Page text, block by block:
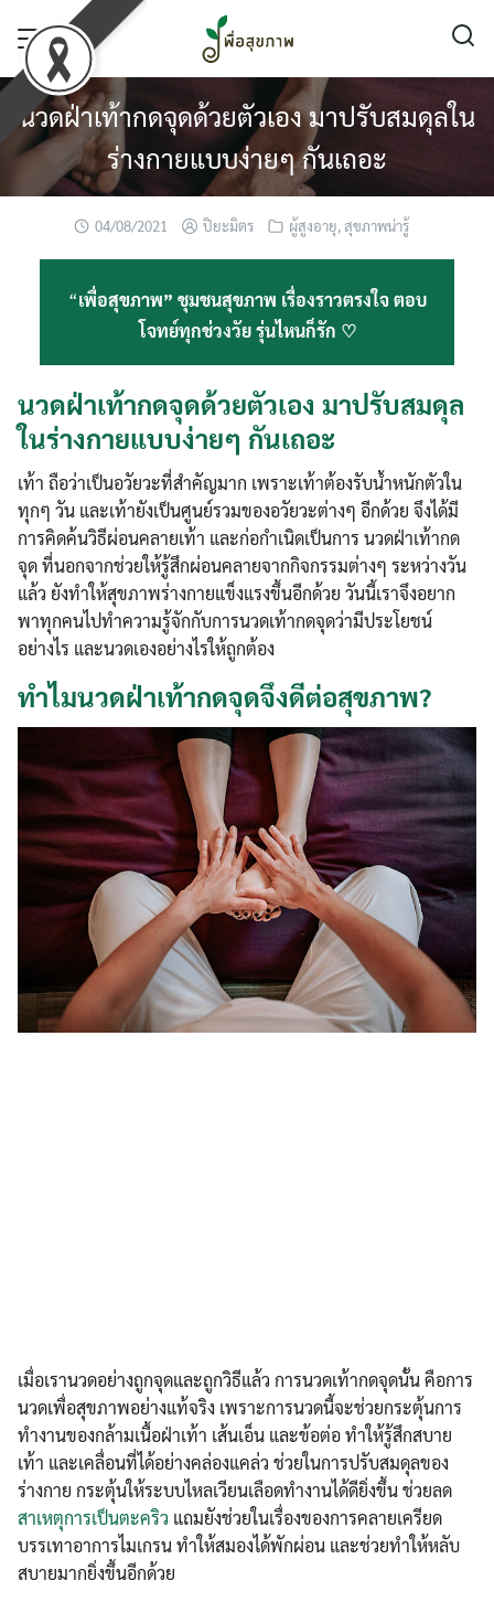
content
นวดฝ่าเท้ากดจุดด้วยตัวเอง มาปรับสมดุลใน
ร่างกายแบบง่ายๆ กันเถอะ
04/08/2021 ปิยะมิตร ผู้สูงอายุ,สุขภาพน่ารู้
“เพื่อสุขภาพ” ชุมชนสุขภาพ เรื่องราวตรงใจ ตอบ
โจทย์ทุกช่วงวัย รุ่นไหนก็รัก ♡
นวดฝ่าเท้ากดจุดด้วยตัวเอง มาปรับสมดุล
ในร่างกายแบบง่ายๆ กันเถอะ
เท้า ถือว่าเป็นอวัยวะที่สำคัญมาก เพราะเท้าต้องรับน้ำหนักตัวใน
ทุกๆ วัน และเท้ายังเป็นศูนย์รวมของอวัยวะต่างๆ อีกด้วย จึงได้มี
การคิดค้นวิธีผ่อนคลายเท้า และก่อกำเนิดเป็นการ นวดฝ่าเท้ากด
จุด ที่นอกจากช่วยให้รู้สึกผ่อนคลายจากกิจกรรมต่างๆ ระหว่างวัน
แล้ว ยังทำให้สุขภาพร่างกายแข็งแรงขึ้นอีกด้วย วันนี้เราจึงอยาก
พาทุกคนไปทำความรู้จักกับการนวดเท้ากดจุดว่ามีประโยชน์
อย่างไร และนวดเองอย่างไรให้ถูกต้อง
ทำไมนวดฝ่าเท้ากดจุดจึงดีต่อสุขภาพ?
เมื่อเรานวดอย่างถูกจุดและถูกวิธีแล้ว การนวดเท้ากดจุดนั้น คือการ
นวดเพื่อสุขภาพอย่างแท้จริง เพราะการนวดนี้จะช่วยกระตุ้นการ
ทำงานของกล้ามเนื้อฝ่าเท้า เส้นเอ็น และข้อต่อ ทำให้รู้สึกสบาย
เท้า และเคลื่อนที่ได้อย่างคล่องแคล่ว ช่วยในการปรับสมดุลของ
ร่างกาย กระตุ้นให้ระบบไหลเวียนเลือดทำงานได้ดียิ่งขึ้น ช่วยลด
สาเหตุการเป็นตะคริว แถมยังช่วยในเรื่องของการคลายเครียด
บรรเทาอาการไมเกรน ทำให้สมองได้พักผ่อน และช่วยทำให้หลับ
สบายมากยิ่งขึ้นอีกด้วย